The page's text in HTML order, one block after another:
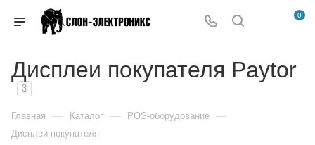
0
Дисплеи покупателя Paytor
3
Главная — Каталог — POS-оборудование —
Дисплеи покупателя